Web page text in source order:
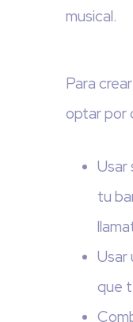
musical.
Para
optar por
Usar
tu
Usar
que